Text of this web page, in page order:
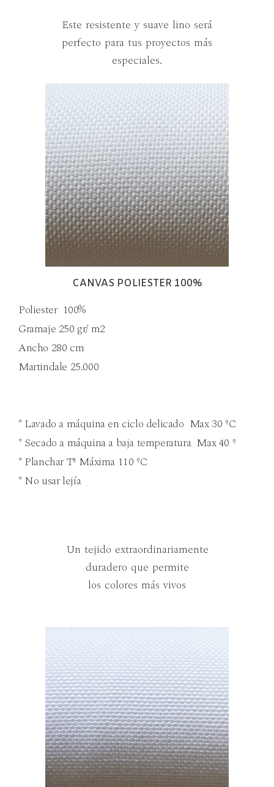
Este resistente y suave lino será
perfecto para tus proyectos más
especiales.
CANVAS POLIESTER 100%
Poliester 100%
Gramaje 250 gr/ m2
Ancho 280 cm
Martindale 25.000
* Lavado a máquina en ciclo delicado Max 30 ºC
* Secado a máquina a baja temperatura Max 40 º
* Planchar Tª Máxima 110 ºC
* No usar lejía
Un tejido extraordinariamente
duradero que permite
los colores más vivos